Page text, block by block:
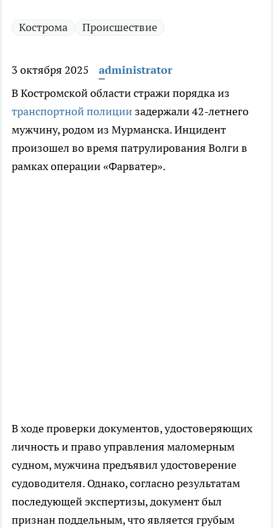
Кострома Происшествие
3 октября 2025
administrator
В Костромской области стражи порядка из
транспортной полиции задержали 42-летнего
мужчину, родом из Мурманска. Инцидент
произошел во время патрулирования Волги в
рамках операции «Фарватер».
В ходе проверки документов, удостоверяющих
личность и право управления маломерным
судном, мужчина предъявил удостоверение
судоводителя. Однако, согласно результатам
последующей экспертизы, документ был
признан поддельным, что является грубым